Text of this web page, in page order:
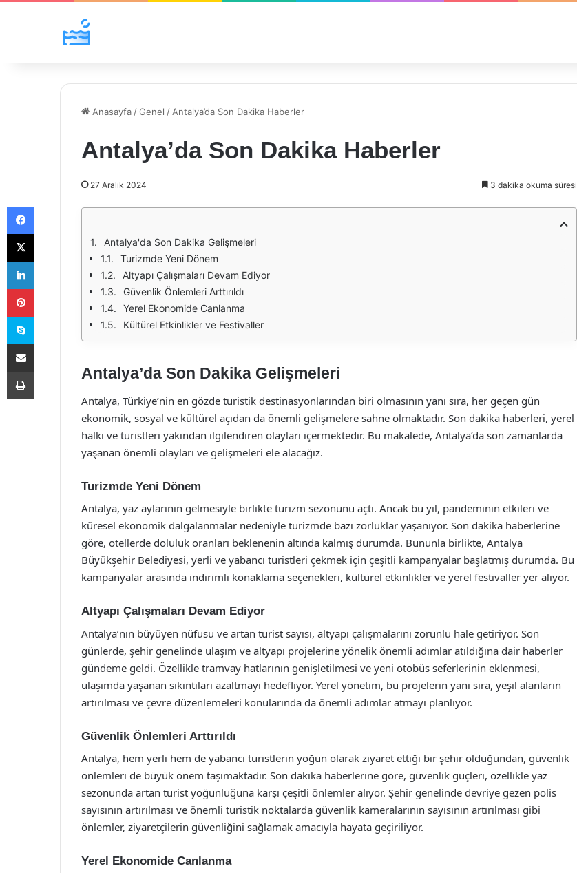
Anasayfa /Genel / Antalya’da Son Dakika Haberler
Antalya’da Son Dakika Haberler
27 Aralık 2024 3 dakika okuma süresi
Antalya'da Son Dakika Gelişmeleri
Turizmde Yeni Dönem
Altyapı Çalışmaları Devam Ediyor
Güvenlik Önlemleri Arttırıldı
Yerel Ekonomide Canlanma
Kültürel Etkinlikler ve Festivaller
Antalya’da Son Dakika Gelişmeleri
Antalya, Türkiye’nin en gözde turistik destinasyonlarından biri olmasının yanı sıra, her geçen gün
ekonomik, sosyal ve kültürel açıdan da önemli gelişmelere sahne olmaktadır. Son dakika haberleri, yerel
halkı ve turistleri yakından ilgilendiren olayları içermektedir. Bu makalede, Antalya’da son zamanlarda
yaşanan önemli olayları ve gelişmeleri ele alacağız.
Turizmde Yeni Dönem
Antalya, yaz aylarının gelmesiyle birlikte turizm sezonunu açtı. Ancak bu yıl, pandeminin etkileri ve
küresel ekonomik dalgalanmalar nedeniyle turizmde bazı zorluklar yaşanıyor. Son dakika haberlerine
göre, otellerde doluluk oranları beklenenin altında kalmış durumda. Bununla birlikte, Antalya
Büyükşehir Belediyesi, yerli ve yabancı turistleri çekmek için çeşitli kampanyalar başlatmış durumda. Bu
kampanyalar arasında indirimli konaklama seçenekleri, kültürel etkinlikler ve yerel festivaller yer alıyor.
Altyapı Çalışmaları Devam Ediyor
Antalya’nın büyüyen nüfusu ve artan turist sayısı, altyapı çalışmalarını zorunlu hale getiriyor. Son
günlerde, şehir genelinde ulaşım ve altyapı projelerine yönelik önemli adımlar atıldığına dair haberler
gündeme geldi. Özellikle tramvay hatlarının genişletilmesi ve yeni otobüs seferlerinin eklenmesi,
ulaşımda yaşanan sıkıntıları azaltmayı hedefliyor. Yerel yönetim, bu projelerin yanı sıra, yeşil alanların
artırılması ve çevre düzenlemeleri konularında da önemli adımlar atmayı planlıyor.
Güvenlik Önlemleri Arttırıldı
Antalya, hem yerli hem de yabancı turistlerin yoğun olarak ziyaret ettiği bir şehir olduğundan, güvenlik
önlemleri de büyük önem taşımaktadır. Son dakika haberlerine göre, güvenlik güçleri, özellikle yaz
sezonunda artan turist yoğunluğuna karşı çeşitli önlemler alıyor. Şehir genelinde devriye gezen polis
sayısının artırılması ve önemli turistik noktalarda güvenlik kameralarının sayısının artırılması gibi
önlemler, ziyaretçilerin güvenliğini sağlamak amacıyla hayata geçiriliyor.
Yerel Ekonomide Canlanma
Facebook
X
LinkedIn
Pinterest
Skype
E-Posta ile paylaş